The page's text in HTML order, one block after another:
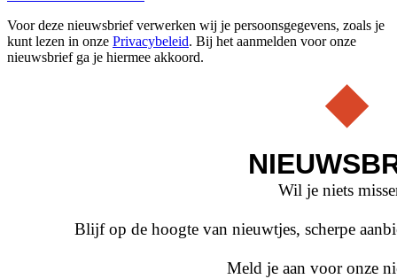
Voor deze nieuwsbrief verwerken wij je persoonsgegevens, zoals je
kunt lezen in onze Privacybeleid. Bij het aanmelden voor onze
nieuwsbrief ga je hiermee akkoord.
Wil je niets
Blijf op de hoogte van nieuwtjes, scherpe
Meld je aan voor onze